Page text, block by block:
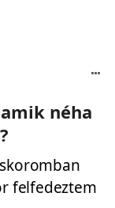
néha
felfedeztem